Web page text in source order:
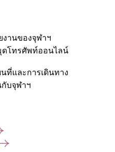
งานของจุฬาฯ
ดโทรศัพท์ออนไลน์
ที่และการเดินทาง
บจุฬาฯ